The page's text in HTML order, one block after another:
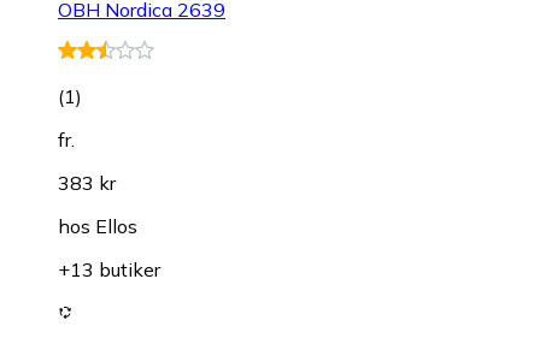
OBH Nordica 2639
(1)
fr.
383 kr
hos Ellos
+13 butiker